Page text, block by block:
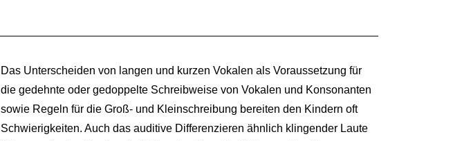
Das Unterscheiden von langen und kurzen Vokalen als Voraussetzung für
die gedehnte oder gedoppelte Schreibweise von Vokalen und Konsonanten
sowie Regeln für die Groß- und Kleinschreibung bereiten den Kindern oft
Schwierigkeiten. Auch das auditive Differenzieren ähnlich klingender Laute